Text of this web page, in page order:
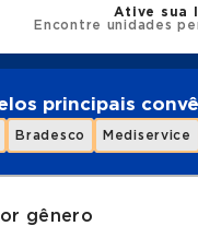
Ative sua
Encontre unidades
principais
Bradesco Mediservice
gênero